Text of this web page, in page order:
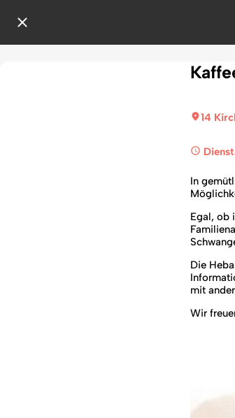
14
In
Egal, ob
Die
mit
Wir